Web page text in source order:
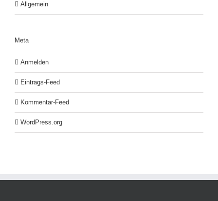
Allgemein
Meta
Anmelden
Eintrags-Feed
Kommentar-Feed
WordPress.org